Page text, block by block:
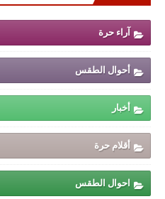
آراء حرة
أحوال الطقس
أخبار
أقلام حرة
احوال الطقس